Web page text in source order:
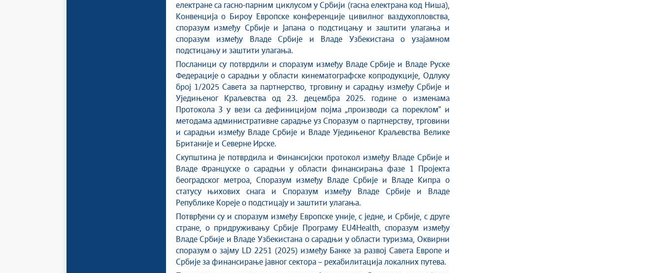
електране са гасно-парним циклусом у Србији (гасна електрана код Ниша),
Конвенција о Бироу Европске конференције цивилног ваздухопловства,
споразум између Србије и Јапана о подстицању и заштити улагања и
споразум између Владе Србије и Владе Узбекистана о узајамном
подстицању и заштити улагања.
Посланици су потврдили и споразум између Владе Србије и Владе Руске
Федерације о сарадњи у области кинематографске копродукције, Одлуку
број 1/2025 Савета за партнерство, трговину и сарадњу између Србије и
Уједињеног Краљевства од 23. децембра 2025. године о изменама
Протокола 3 у вези са дефиницијом појма „производи са порекломˮ и
методама административне сарадње уз Споразум о партнерству, трговини
и сарадњи између Владе Србије и Владе Уједињеног Краљевства Велике
Британије и Северне Ирске.
Скупштина је потврдила и Финансијски протокол између Владе Србије и
Владе Француске о сарадњи у области финансирања фазе 1 Пројекта
београдског метроа, Споразум између Владе Србије и Владе Кипра о
статусу њихових снага и Споразум између Владе Србије и Владе
Републике Кореје о подстицају и заштити улагања.
Потврђени су и споразум између Европске уније, с једне, и Србије, с друге
стране, о придруживању Србије Програму EU4Health, споразум између
Владе Србије и Владе Узбекистана о сарадњи у области туризма, Оквирни
споразум о зајму LD 2251 (2025) између Банке за развој Савета Европе и
Србије за финансирање јавног сектора – рехабилитација локалних путева.